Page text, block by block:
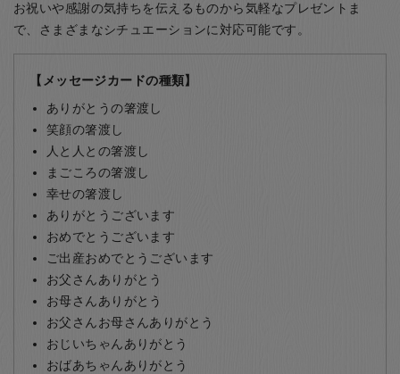
お祝いや感謝の気持ちを伝えるものから気軽なプレゼントま
で、さまざまなシチュエーションに対応可能です。
【メッセージカードの種類】
ありがとうの箸渡し
笑顔の箸渡し
人と人との箸渡し
まごころの箸渡し
幸せの箸渡し
ありがとうございます
おめでとうございます
ご出産おめでとうございます
お父さんありがとう
お母さんありがとう
お父さんお母さんありがとう
おじいちゃんありがとう
おばあちゃんありがとう